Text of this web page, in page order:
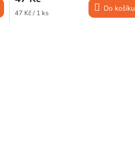
Měrná
47 Kč / 1 ks Do košíku